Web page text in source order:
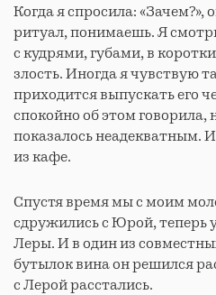
Когда я спросила: «Зачем?»,
ритуал, понимаешь. Я
с кудрями, губами, в
злость. Иногда я чувствую
приходится выпускать его
спокойно об этом говорила,
показалось неадекватным.
из кафе.
Спустя время мы с моим
сдружились с Юрой,
Леры. И в один из
бутылок вина он решился
с Лерой расстались.